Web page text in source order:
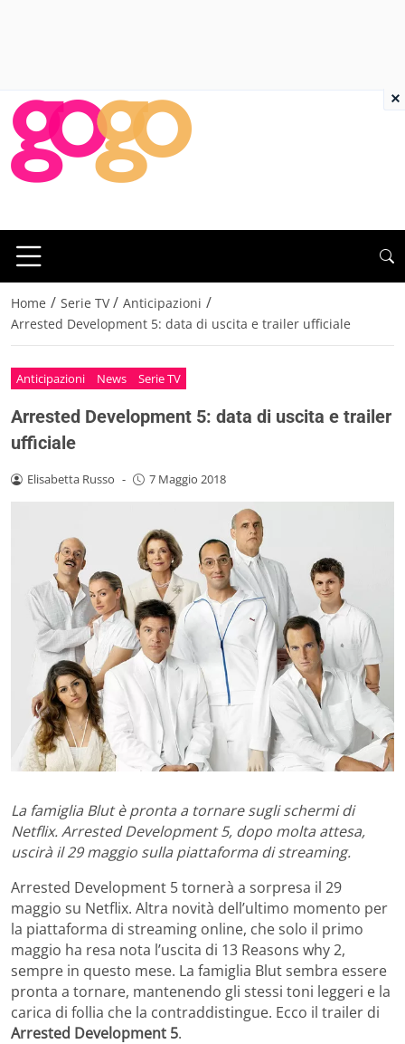
Home / Serie TV / Anticipazioni /
Arrested Development 5: data di uscita e trailer ufficiale
Anticipazioni News Serie TV
Arrested Development 5: data di uscita e trailer
ufficiale
Elisabetta Russo - 7 Maggio 2018
La famiglia Blut è pronta a tornare sugli schermi di
Netflix. Arrested Development 5, dopo molta attesa,
uscirà il 29 maggio sulla piattaforma di streaming.
Arrested Development 5 tornerà a sorpresa il 29
maggio su Netflix. Altra novità dell’ultimo momento per
la piattaforma di streaming online, che solo il primo
maggio ha resa nota l’uscita di 13 Reasons why 2,
sempre in questo mese. La famiglia Blut sembra essere
pronta a tornare, mantenendo gli stessi toni leggeri e la
carica di follia che la contraddistingue. Ecco il trailer di
Arrested Development 5.
×